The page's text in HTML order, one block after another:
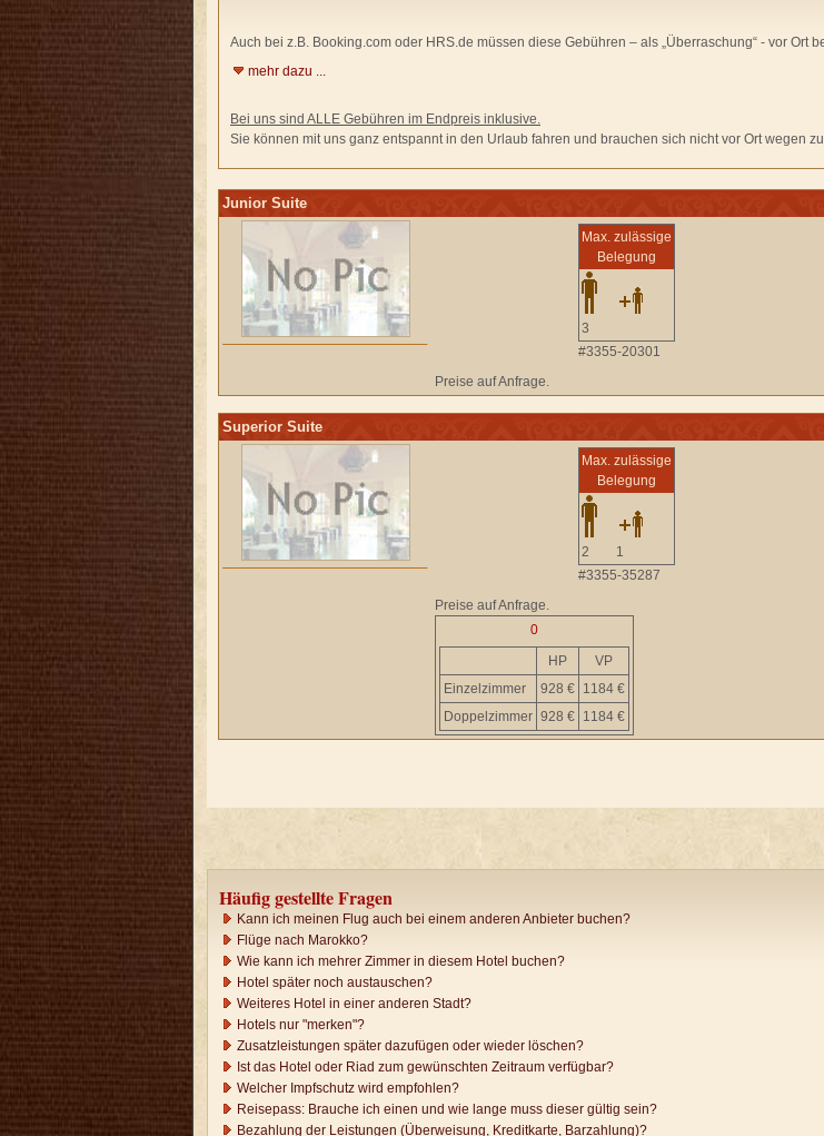
Auch bei z.B. Booking.com oder HRS.de müssen diese Gebühren – als „Überraschung“ - vor Ort
mehr dazu ...
Bei uns sind ALLE Gebühren im Endpreis inklusive.
Sie können mit uns ganz entspannt in den Urlaub fahren und brauchen sich nicht vor Ort wegen
Junior Suite
Max. zulässige
Belegung
3
#3355-20301
Preise auf Anfrage.
Superior Suite
Max. zulässige
Belegung
2
1
#3355-35287
Preise auf Anfrage.
0
HP
VP
Einzelzimmer
928 € 1184 €
Doppelzimmer 928 € 1184 €
Häufig gestellte Fragen
Kann ich meinen Flug auch bei einem anderen Anbieter buchen?
Flüge nach Marokko?
Wie kann ich mehrer Zimmer in diesem Hotel buchen?
Hotel später noch austauschen?
Weiteres Hotel in einer anderen Stadt?
Hotels nur "merken"?
Zusatzleistungen später dazufügen oder wieder löschen?
Ist das Hotel oder Riad zum gewünschten Zeitraum verfügbar?
Welcher Impfschutz wird empfohlen?
Reisepass: Brauche ich einen und wie lange muss dieser gültig sein?
Bezahlung der Leistungen (Überweisung, Kreditkarte, Barzahlung)?